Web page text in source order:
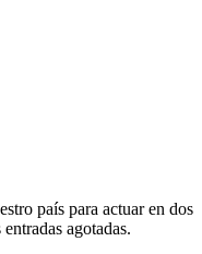
país para actuar en dos
agotadas.